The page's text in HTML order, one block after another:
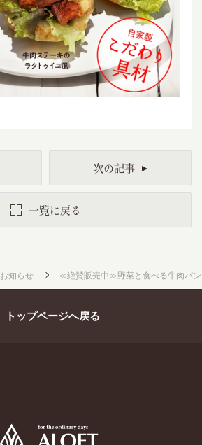
一覧に戻る
次の記事
お知らせ ≪絶賛販売中≫野菜と食べる牛肉パ
トップページへ戻る